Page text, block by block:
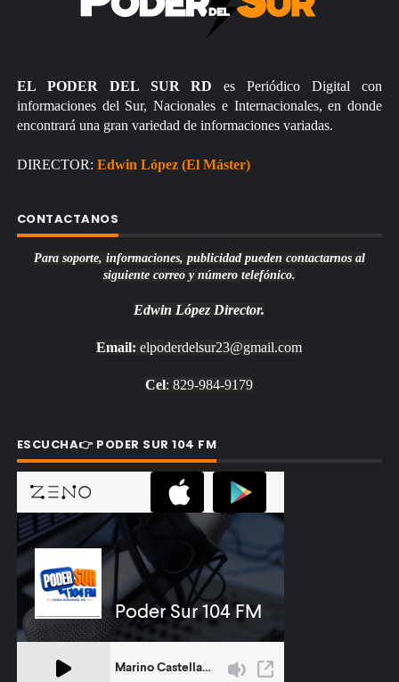
EL PODER DEL SUR RD es Periódico Digital con
informaciones del Sur, Nacionales e Internacionales, en donde
encontrará una gran variedad de informaciones variadas.
DIRECTOR: Edwin López (El Máster)
CONTACTANOS
Para soporte, informaciones, publicidad pueden contactarnos al
siguiente correo y número telefónico.
Edwin López Director.
Email: elpoderdelsur23@gmail.com
Cel: 829-984-9179
ESCUCHA👉 PODER SUR 104 FM